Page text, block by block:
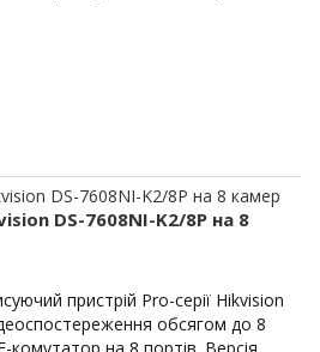
DS-7608NI-K2/8P на 8
пристрій Pro-серії Hikvision
обсягом до 8